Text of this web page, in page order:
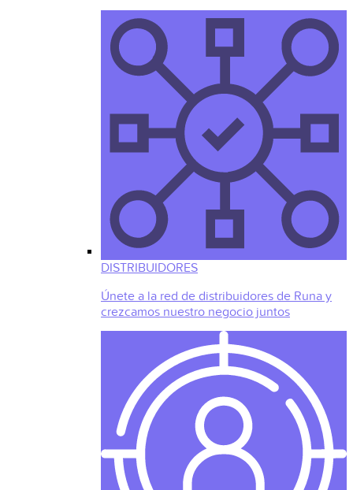
DISTRIBUIDORES
Únete a la red de distribuidores de Runa y
crezcamos nuestro negocio juntos